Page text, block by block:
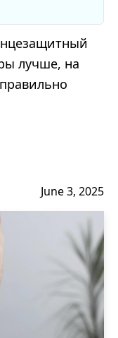
лучше, на
June 3, 2025